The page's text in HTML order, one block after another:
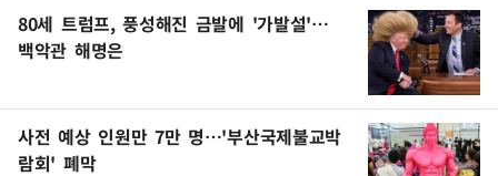
80세 트럼프, 풍성해진 금발에 '가발설'…
백악관 해명은
사전 예상 인원만 7만 명…'부산국제불교박
람회' 폐막